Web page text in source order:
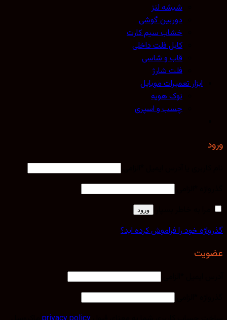
شیشه لنز
دوربین گوشی
خشاب سیم کارت
کابل فلت داخلی
قاب و شاسی
فلت شارژ
ابزار تعمیرات موبایل
نوک هویه
چسب و اسپری
مرا به خاطر بسپار
خود را فراموش کرده اید؟